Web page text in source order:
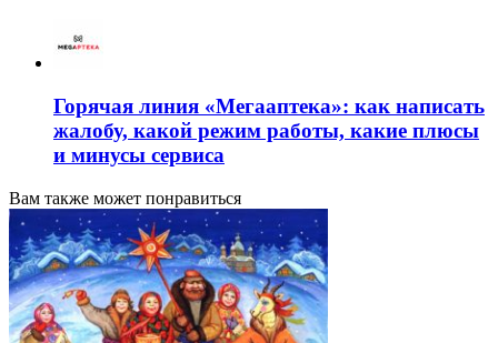
Горячая линия «Мегааптека»: как написать
жалобу, какой режим работы, какие плюсы
и минусы сервиса
Вам также может понравиться